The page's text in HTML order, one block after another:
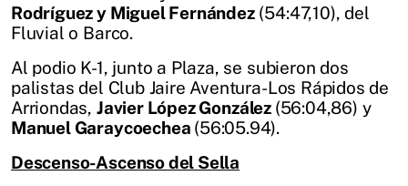
Rodríguez y Miguel Fernández(54:47,10), del
Fluvial o Barco.
Al podio K-1, junto a Plaza, se subieron dos
palistas del Club Jaire Aventura-Los Rápidos de
Arriondas, Javier López González (56:04,86) y
Manuel Garaycoechea (56:05.94).
Descenso-Ascenso del Sella